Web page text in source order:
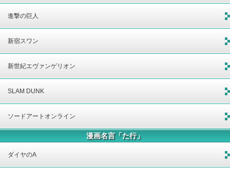
進撃の巨人
新宿スワン
新世紀エヴァンゲリオン
SLAM DUNK
ソードアートオンライン
漫画名言「た行」
ダイヤのA